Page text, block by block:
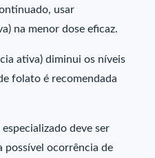
usar
na menor dose eficaz.
ativa) diminui os níveis
folato é recomendada
deve ser
possível ocorrência de